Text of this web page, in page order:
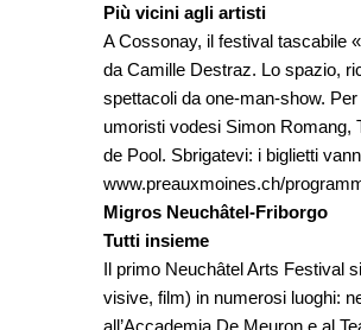
Più vicini agli artisti
A Cossonay, il festival tascabile
da Camille Destraz. Lo spazio,
spettacoli da one-man-show.
umoristi vodesi Simon Romang,
de Pool. Sbrigatevi: i biglietti
www.preauxmoines.ch/
Migros Neuchâtel-Friborgo
Tutti insieme
Il primo Neuchâtel Arts Festival
visive, film) in numerosi luoghi: